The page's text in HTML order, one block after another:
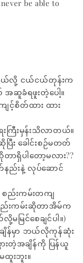
be able to
တယ်လို့ ငယ်ငယ်တုန်းက
အဆူခံရဖူးတဲ့ပေါ့။
စိတ်ထား ထား
ကြီးမှန်းသိလာတယ်။
ြီး ခေါင်းစဉ်မတတ်
ရှိပါတော့မလား??
ည်းနဲ့ လုပ်ဆောင်
ည်းကမ်းတကျ
းကမ်းဆိုတာအိမ်က
မြင်စေချင်ပါ။)
ျိန်မှာ ဘယ်လိုကုန်ဆုံး
တဲ့အချိန်ကို ပြန်ယူ
ထူးဘူး။